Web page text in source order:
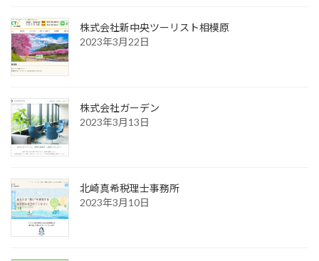
株式会社新中央ツーリスト相模原
2023年3月22日
株式会社ガーデン
2023年3月13日
北崎真希税理士事務所
2023年3月10日